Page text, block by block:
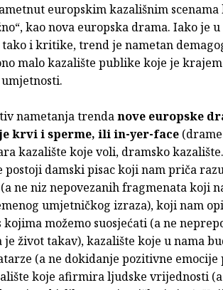
europskim kazališnim scenama
kao nova europska drama. Iako je
i kritike, trend je nametan
malo kazalište publike koje je krajem
nametanja trendanove europske
krvi i sperme, ili in-yer-face
kazalište koje voli, dramsko
postoji damski pisac koji nam priča
ne niz nepovezanih fragmenata koji
umjetničkog izraza), koji nam
kojima možemo suosjećati (a ne
je život takav), kazalište koje u nama
(a ne dokidanje pozitivne
koje afirmira ljudske vrijednosti